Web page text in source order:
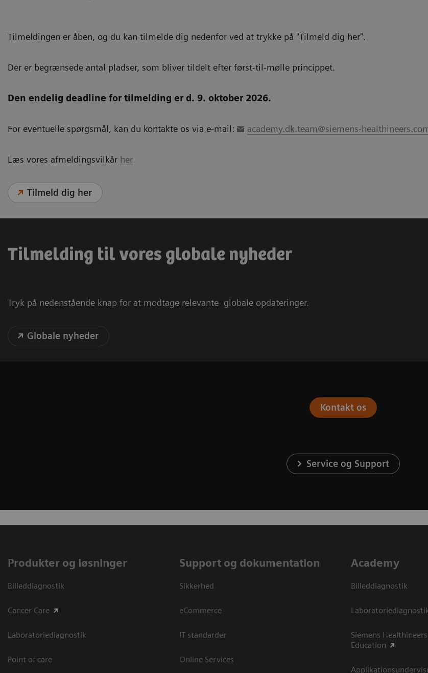
Tilmeldingen er åben, og du kan tilmelde dig nedenfor ved at trykke på "Tilmeld dig her".
Der er begrænsede antal pladser, som bliver tildelt efter først-til-mølle princippet.
Den endelig deadline for tilmelding er d. 9. oktober 2026.
For eventuelle spørgsmål, kan du kontakte os via e-mail: academy.dk.team@siemens-
Læs vores afmeldingsvilkår her
Tilmeld dig her
Tilmelding til vores globale nyheder
Tryk på nedenstående knap for at modtage relevante globale opdateringer.
Globale nyheder
Kontakt os
Service og Support
Produkter og løsninger
Billeddiagnostik
Cancer Care
Laboratoriediagnostik
Point of care
Support og dokumentation
Sikkerhed
eCommerce
IT standarder
Online Services
Academy
Billeddiagnostik
Siemens
Education